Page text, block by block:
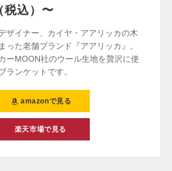
税込）〜
ザイナー、カイヤ・アアリッカの木
った老舗ブランド『アアリッカ』。
ーMOON社のウール生地を贅沢に使
ランケットです。
amazonで見る
楽天市場で見る